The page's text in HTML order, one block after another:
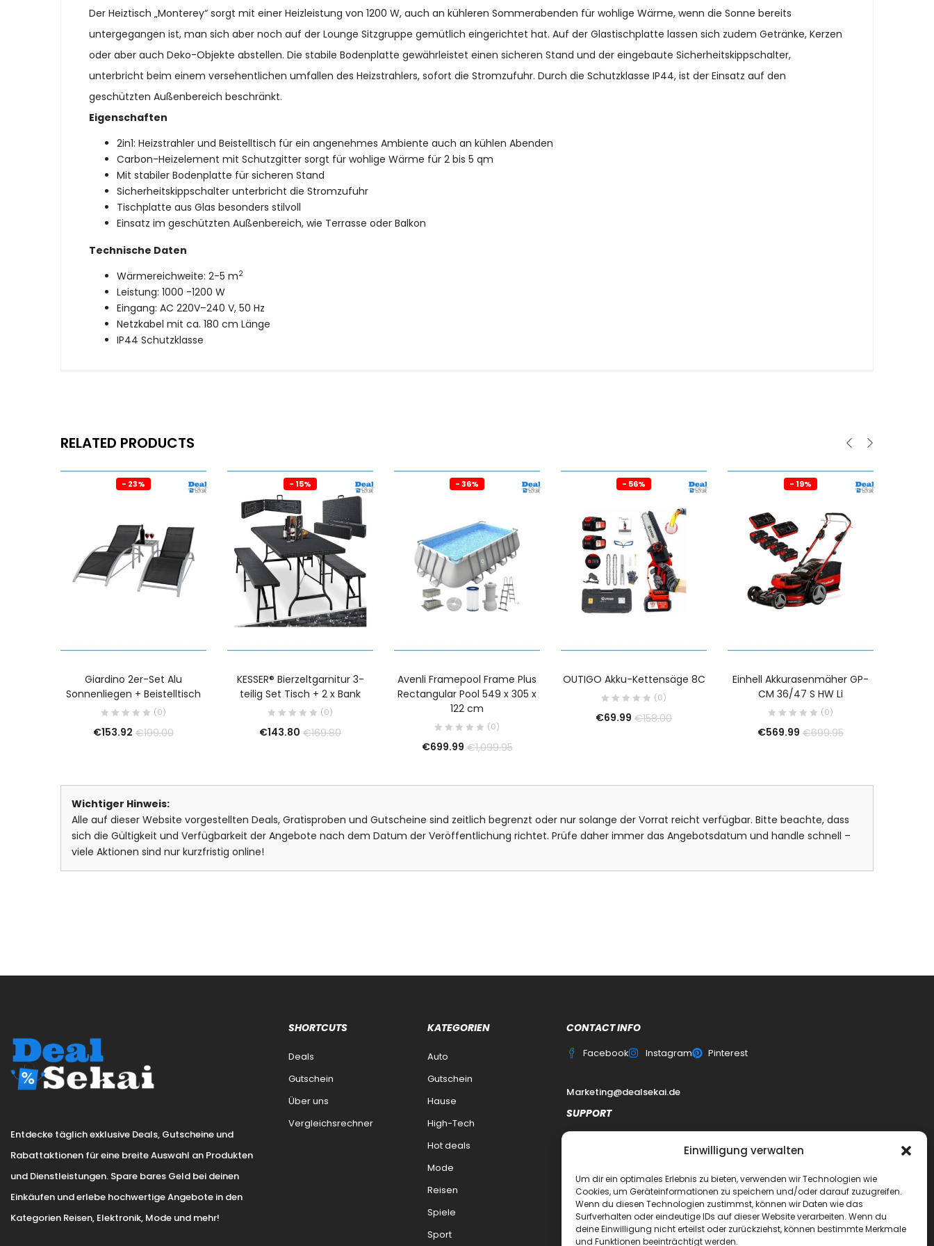
Einwilligung verwalten
Um dir ein optimales Erlebnis zu bieten, verwenden wir Technologien wie
Cookies, um Geräteinformationen zu speichern und/oder darauf zuzugreifen.
Wenn du diesen Technologien zustimmst, können wir Daten wie das
Surfverhalten oder eindeutige IDs auf dieser Website verarbeiten. Wenn du
deine Einwilligung nicht erteilst oder zurückziehst, können bestimmte Merkmale
und Funktionen beeinträchtigt werden.
Der Heiztisch „Monterey“ sorgt mit einer Heizleistung von 1200 W, auch an kühleren Sommerabenden für wohlige Wärme, wenn die Sonne bereits
untergegangen ist, man sich aber noch auf der Lounge Sitzgruppe gemütlich eingerichtet hat. Auf der Glastischplatte lassen sich zudem Getränke, Kerzen
oder aber auch Deko-Objekte abstellen. Die stabile Bodenplatte gewährleistet einen sicheren Stand und der eingebaute Sicherheitskippschalter,
unterbricht beim einem versehentlichen umfallen des Heizstrahlers, sofort die Stromzufuhr. Durch die Schutzklasse IP44, ist der Einsatz auf den
geschützten Außenbereich beschränkt.
Eigenschaften
2in1: Heizstrahler und Beistelltisch für ein angenehmes Ambiente auch an kühlen Abenden
Carbon-Heizelement mit Schutzgitter sorgt für wohlige Wärme für 2 bis 5 qm
Mit stabiler Bodenplatte für sicheren Stand
Sicherheitskippschalter unterbricht die Stromzufuhr
Tischplatte aus Glas besonders stilvoll
Einsatz im geschützten Außenbereich, wie Terrasse oder Balkon
Technische Daten
Wärmereichweite: 2-5 m2
Leistung: 1000 -1200 W
Eingang: AC 220V–240 V, 50 Hz
Netzkabel mit ca. 180 cm Länge
IP44 Schutzklasse
RELATED PRODUCTS
- 23%
Giardino 2er-Set Alu
Sonnenliegen + Beistelltisch
(0)
€153.92 €199.00
- 15%
KESSER® Bierzeltgarnitur 3-
teilig Set Tisch + 2 x Bank
(0)
€143.80 €169.80
- 36%
Avenli Framepool Frame Plus
Rectangular Pool 549 x 305 x
122 cm
(0)
€699.99 €1,099.95
- 56%
OUTIGO Akku-Kettensäge 8C
(0)
€69.99 €158.00
- 19%
Einhell Akkurasenmäher GP-
CM 36/47 S HW Li
(0)
€569.99 €699.95
Wichtiger Hinweis:
Alle auf dieser Website vorgestellten Deals, Gratisproben und Gutscheine sind zeitlich begrenzt oder nur solange der Vorrat reicht verfügbar. Bitte beachte, dass
sich die Gültigkeit und Verfügbarkeit der Angebote nach dem Datum der Veröffentlichung richtet. Prüfe daher immer das Angebotsdatum und handle schnell –
viele Aktionen sind nur kurzfristig online!
Entdecke täglich exklusive Deals, Gutscheine und
Rabattaktionen für eine breite Auswahl an Produkten
und Dienstleistungen. Spare bares Geld bei deinen
Einkäufen und erlebe hochwertige Angebote in den
Kategorien Reisen, Elektronik, Mode und mehr!
SHORTCUTS
Deals
Gutschein
Über uns
Vergleichsrechner
KATEGORIEN
Auto
Gutschein
Hause
High-Tech
Hot deals
Mode
Reisen
Spiele
Sport
CONTACT INFO
Facebook Instagram Pinterest
Marketing@dealsekai.de
SUPPORT
Impressum
Haftungsausschluss
FAQ Dealsekai